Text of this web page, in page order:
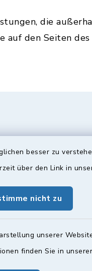
besser zu
über den Link in
nicht zu
unserer
finden Sie in
die
auf den Seiten